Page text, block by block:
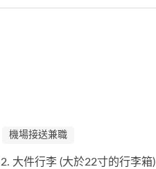
機場接送兼職
2. 大件行李 (大於22寸的行李箱)